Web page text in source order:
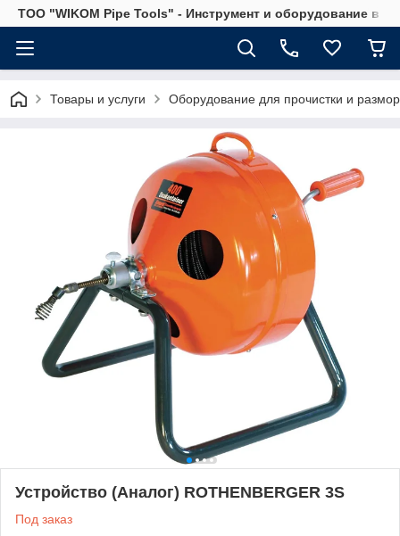
ТОО "WIKOM Pipe Tools" - Инструмент и оборудование в
Товары и услуги Оборудование для прочистки и
Устройство (Аналог) ROTHENBERGER 3S
Под заказ